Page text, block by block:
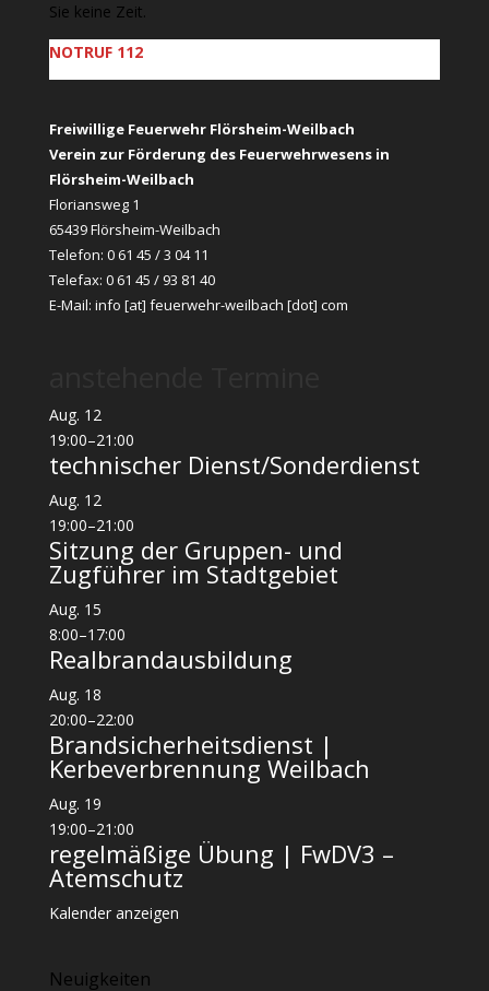
Sie keine Zeit.
NOTRUF 112
Freiwillige Feuerwehr Flörsheim-Weilbach
Verein zur Förderung des Feuerwehrwesens in
Flörsheim-Weilbach
Floriansweg 1
65439 Flörsheim-Weilbach
Telefon: 0 61 45 / 3 04 11
Telefax: 0 61 45 / 93 81 40
E-Mail: info [at] feuerwehr-weilbach [dot] com
Aug. 12
19:00–21:00
technischer Dienst/Sonderdienst
Aug. 12
19:00–21:00
Sitzung der Gruppen- und
Zugführer im Stadtgebiet
Aug. 15
8:00–17:00
Realbrandausbildung
Aug. 18
20:00–22:00
Brandsicherheitsdienst |
Kerbeverbrennung Weilbach
Aug. 19
19:00–21:00
regelmäßige Übung | FwDV3 –
Atemschutz
Kalender anzeigen
Neuigkeiten